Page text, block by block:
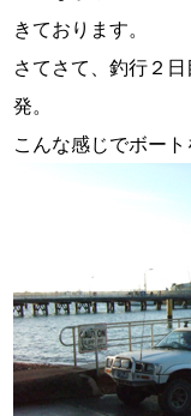
きております。
さてさて、釣行２
発。
こんな感じでボート